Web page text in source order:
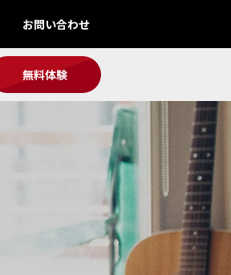
お問い合わせ
無料体験